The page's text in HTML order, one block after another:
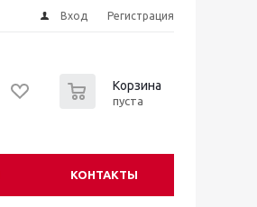
Вход Регистрация
Корзина
пуста
КОНТАКТЫ